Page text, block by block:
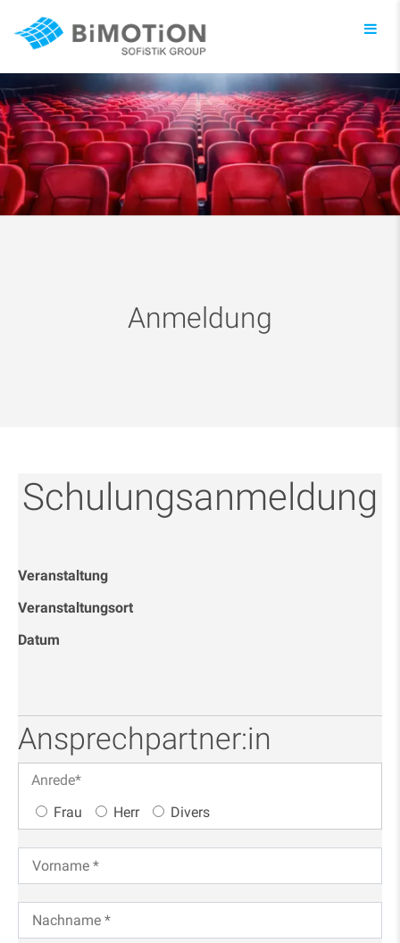
Anmeldung
Schulungsanmeldung
Veranstaltung
Veranstaltungsort
Datum
Ansprechpartner:in
Anrede*
Frau
Herr Divers